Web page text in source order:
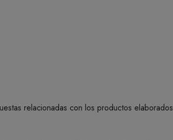
relacionadas con los productos elaborados